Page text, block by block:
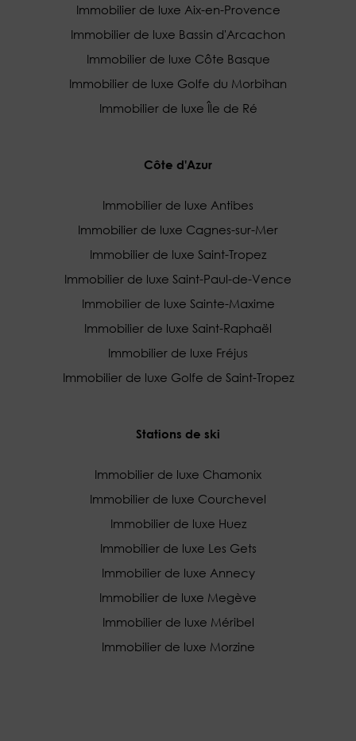
Immobilier de luxe Aix-en-Provence
Immobilier de luxe Bassin d'Arcachon
Immobilier de luxe Côte Basque
Immobilier de luxe Golfe du Morbihan
Immobilier de luxe Île de Ré
Côte d'Azur
Immobilier de luxe Antibes
Immobilier de luxe Cagnes-sur-Mer
Immobilier de luxe Saint-Tropez
Immobilier de luxe Saint-Paul-de-Vence
Immobilier de luxe Sainte-Maxime
Immobilier de luxe Saint-Raphaël
Immobilier de luxe Fréjus
Immobilier de luxe Golfe de Saint-Tropez
Stations de ski
Immobilier de luxe Chamonix
Immobilier de luxe Courchevel
Immobilier de luxe Huez
Immobilier de luxe Les Gets
Immobilier de luxe Annecy
Immobilier de luxe Megève
Immobilier de luxe Méribel
Immobilier de luxe Morzine